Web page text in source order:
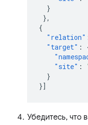
}
},
{
"relation"
"target" :
"site" :
}
}]
Убедитесь, что